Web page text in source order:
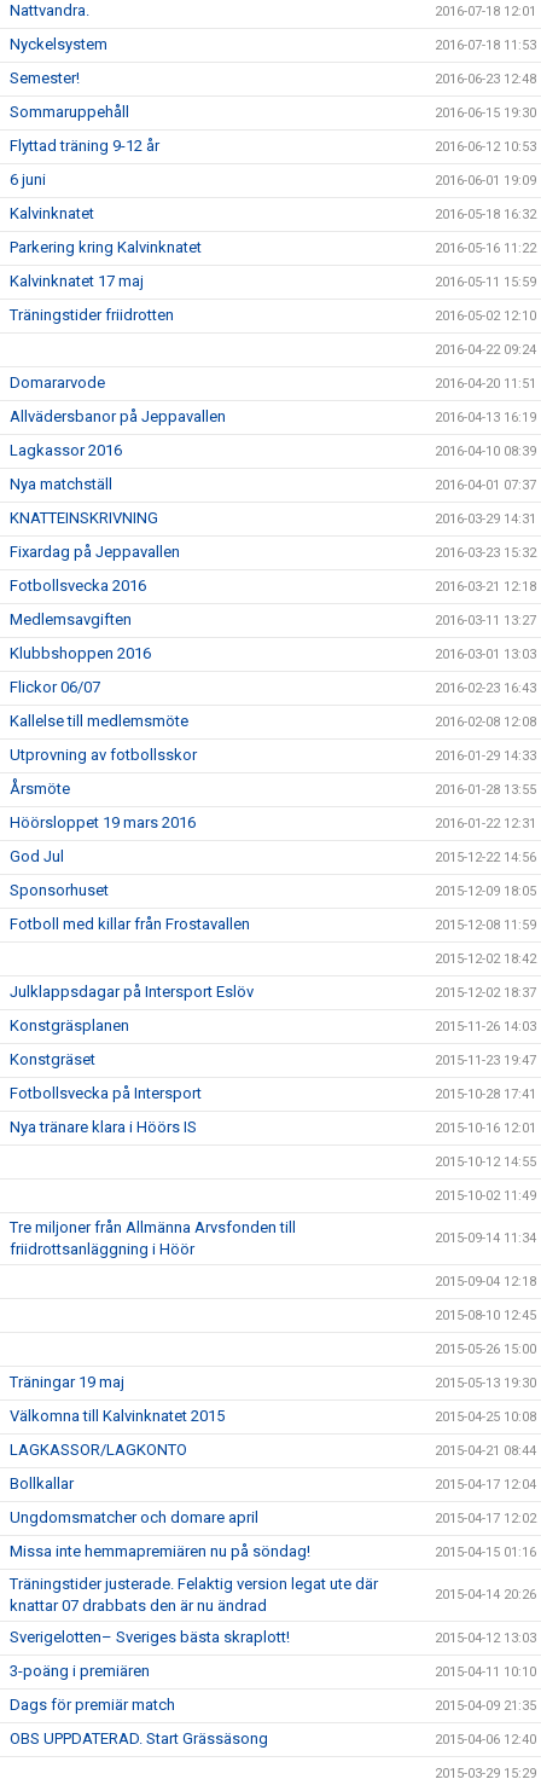
Nattvandra. 2016-07-18 12:01
Nyckelsystem 2016-07-18 11:53
Semester! 2016-06-23 12:48
Sommaruppehåll 2016-06-15 19:30
Flyttad träning 9-12 år 2016-06-12 10:53
6 juni 2016-06-01 19:09
Kalvinknatet 2016-05-18 16:32
Parkering kring Kalvinknatet 2016-05-16 11:22
Kalvinknatet 17 maj 2016-05-11 15:59
Träningstider friidrotten 2016-05-02 12:10
2016-04-22 09:24
Domararvode 2016-04-20 11:51
Allvädersbanor på Jeppavallen 2016-04-13 16:19
Lagkassor 2016 2016-04-10 08:39
Nya matchställ 2016-04-01 07:37
KNATTEINSKRIVNING 2016-03-29 14:31
Fixardag på Jeppavallen 2016-03-23 15:32
Fotbollsvecka 2016 2016-03-21 12:18
Medlemsavgiften 2016-03-11 13:27
Klubbshoppen 2016 2016-03-01 13:03
Flickor 06/07 2016-02-23 16:43
Kallelse till medlemsmöte 2016-02-08 12:08
Utprovning av fotbollsskor 2016-01-29 14:33
Årsmöte 2016-01-28 13:55
Höörsloppet 19 mars 2016 2016-01-22 12:31
God Jul 2015-12-22 14:56
Sponsorhuset 2015-12-09 18:05
Fotboll med killar från Frostavallen 2015-12-08 11:59
2015-12-02 18:42
Julklappsdagar på Intersport Eslöv 2015-12-02 18:37
Konstgräsplanen 2015-11-26 14:03
Konstgräset 2015-11-23 19:47
Fotbollsvecka på Intersport 2015-10-28 17:41
Nya tränare klara i Höörs IS 2015-10-16 12:01
2015-10-12 14:55
2015-10-02 11:49
Tre miljoner från Allmänna Arvsfonden till
friidrottsanläggning i Höör
2015-09-14 11:34
2015-09-04 12:18
2015-08-10 12:45
2015-05-26 15:00
Träningar 19 maj 2015-05-13 19:30
Välkomna till Kalvinknatet 2015 2015-04-25 10:08
LAGKASSOR/LAGKONTO 2015-04-21 08:44
Bollkallar 2015-04-17 12:04
Ungdomsmatcher och domare april 2015-04-17 12:02
Missa inte hemmapremiären nu på söndag! 2015-04-15 01:16
Träningstider justerade. Felaktig version legat ute där
knattar 07 drabbats den är nu ändrad
2015-04-14 20:26
Sverigelotten– Sveriges bästa skraplott! 2015-04-12 13:03
3-poäng i premiären 2015-04-11 10:10
Dags för premiär match 2015-04-09 21:35
OBS UPPDATERAD. Start Grässäsong 2015-04-06 12:40
2015-03-29 15:29